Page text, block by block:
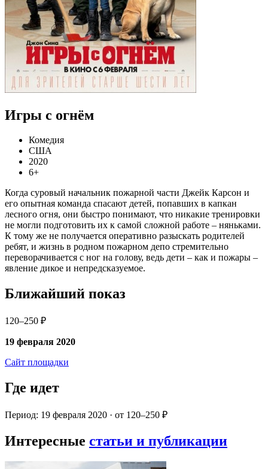
Игры с огнём
Комедия
США
2020
6+
Когда суровый начальник пожарной части Джейк Карсон и
его опытная команда спасают детей, попавших в капкан
лесного огня, они быстро понимают, что никакие тренировки
не могли подготовить их к самой сложной работе – няньками.
К тому же не получается оперативно разыскать родителей
ребят, и жизнь в родном пожарном депо стремительно
переворачивается с ног на голову, ведь дети – как и пожары –
явление дикое и непредсказуемое.
Ближайший показ
120–250 ₽
19 февраля 2020
Сайт площадки
Где идет
Период: 19 февраля 2020 · от 120–250 ₽
Интересные статьи и публикации